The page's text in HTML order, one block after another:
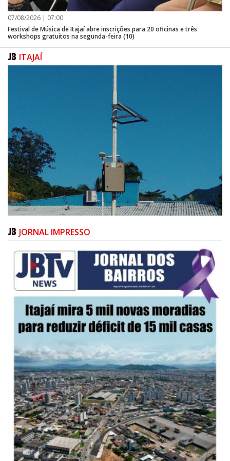
07/08/2026 | 07:00
Festival de Música de Itajaí abre inscrições para 20 oficinas e três
workshops gratuitos na segunda-feira (10)
ITAJAÍ
07/08/2026 | 10:15
Defesa Civil de Itajaí e Univali ampliam monitoramento das marés com
novo marégrafo
NAVEGANTES
JORNAL IMPRESSO